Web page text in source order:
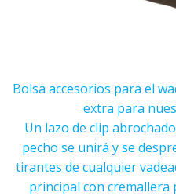
Bolsa accesorios para el
extra para
Un lazo de clip
pecho se unirá y se
tirantes de cualquier
principal con cremallera